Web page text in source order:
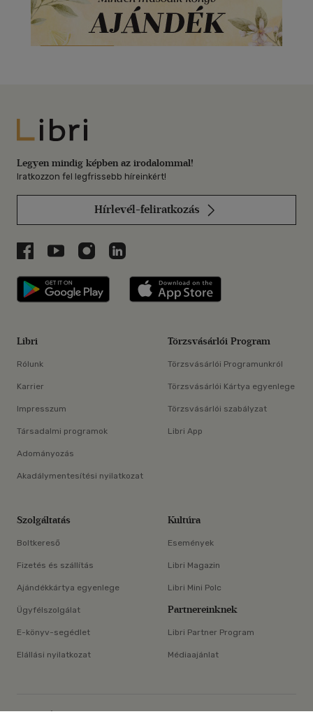
×
Libri
Legyen mindig képben az irodalommal!
Iratkozzon fel legfrissebb híreinkért!
Hírlevél-feliratkozás
Libri a Facebookon
Libri a Youtube-on
Libri az Instagramon
Libri a LinkedInen
Libri applikáció Szerezd meg: Google
Libri
Rólunk
Karrier
Impresszum
Társadalmi programok
Adományozás
Akadálymentesítési nyilatkozat
Törzsvásárlói Program
Törzsvásárlói Programunkról
Törzsvásárlói Kártya egyenlege
Törzsvásárlói szabályzat
Libri App
Szolgáltatás
Boltkereső
Fizetés és szállítás
Ajándékkártya egyenlege
Ügyfélszolgálat
E-könyv-segédlet
Elállási nyilatkozat
Kultúra
Események
Libri Magazin
Libri Mini Polc
Partnereinknek
Libri Partner Program
Médiaajánlat